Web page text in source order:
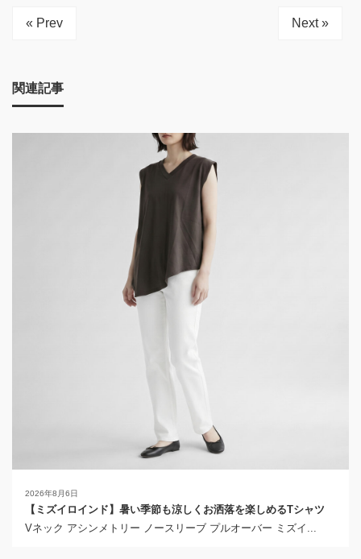
« Prev Next »
関連記事
2026年8月6日
【ミズイロインド】暑い季節も涼しくお洒落を楽しめるTシャツ
Vネック アシンメトリー ノースリーブ プルオーバー ミズイ...